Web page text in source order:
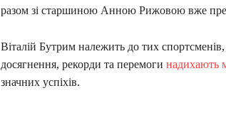
разом зі старшиною Анною Рижовою вже
Віталій Бутрим належить до тих
досягнення, рекорди та перемоги надихають
значних успіхів.